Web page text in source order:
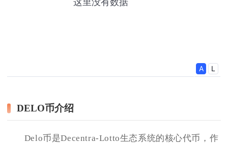
DELO币介绍
Delo币是Decentra-Lotto生态系统的核心代币，作